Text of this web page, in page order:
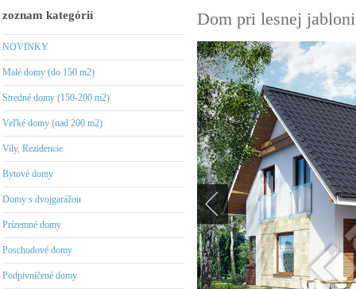
zoznam kategórií
NOVINKY
Malé domy (do 150 m2)
Stredné domy (150-200 m2)
Veľké domy (nad 200 m2)
Vily, Rezidencie
Bytové domy
Domy s dvojgarážou
Prízemné domy
Poschodové domy
Podpivničené domy
Dom pri lesnej